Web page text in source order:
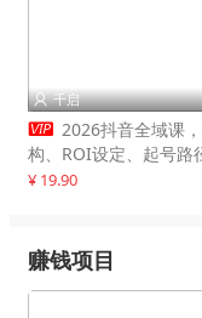
 千启
 2026抖音全域课
构、ROI设定、起号路
平台新规下利润最大化
¥ 19.90
赚钱项目